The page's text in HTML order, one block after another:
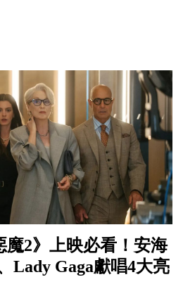
魔2》上映必看！安海
Lady Gaga獻唱4大亮